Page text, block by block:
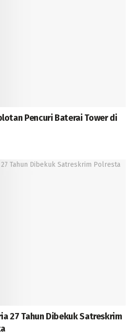
Pencuri Baterai Tower di
27 Tahun Dibekuk Satreskrim